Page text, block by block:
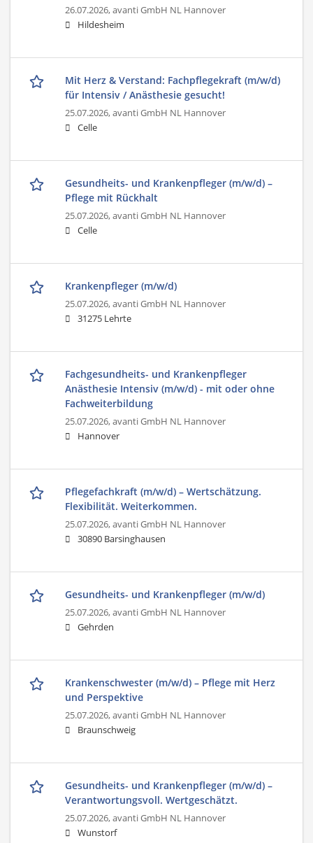
26.07.2026,avanti GmbH NL Hannover
Hildesheim
Mit Herz & Verstand: Fachpflegekraft (m/w/d)
für Intensiv / Anästhesie gesucht!
25.07.2026,avanti GmbH NL Hannover
Celle
Gesundheits- und Krankenpfleger (m/w/d) –
Pflege mit Rückhalt
25.07.2026,avanti GmbH NL Hannover
Celle
Krankenpfleger (m/w/d)
25.07.2026,avanti GmbH NL Hannover
31275 Lehrte
Fachgesundheits- und Krankenpfleger
Anästhesie Intensiv (m/w/d) - mit oder ohne
Fachweiterbildung
25.07.2026,avanti GmbH NL Hannover
Hannover
Pflegefachkraft (m/w/d) – Wertschätzung.
Flexibilität. Weiterkommen.
25.07.2026,avanti GmbH NL Hannover
30890 Barsinghausen
Gesundheits- und Krankenpfleger (m/w/d)
25.07.2026,avanti GmbH NL Hannover
Gehrden
Krankenschwester (m/w/d) – Pflege mit Herz
und Perspektive
25.07.2026,avanti GmbH NL Hannover
Braunschweig
Gesundheits- und Krankenpfleger (m/w/d) –
Verantwortungsvoll. Wertgeschätzt.
25.07.2026,avanti GmbH NL Hannover
Wunstorf